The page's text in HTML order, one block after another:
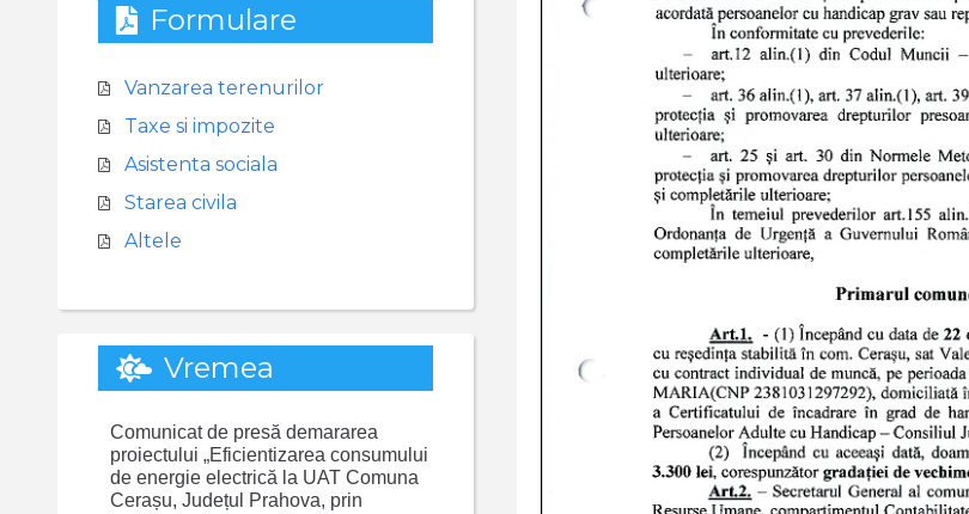
Formulare
Vanzarea terenurilor
Taxe si impozite
Asistenta sociala
Starea civila
Altele
Vremea
Comunicat de presă demararea
proiectului „Eficientizarea consumului
de energie electrică la UAT Comuna
Cerașu, Județul Prahova, prin